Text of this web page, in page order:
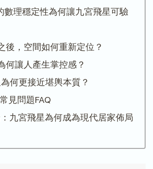
數理穩定性為何讓九宮飛星可驗
後，空間如何重新定位？
何讓人產生掌控感？
何更接近堪輿本質？
見問題FAQ
九宮飛星為何成為現代居家佈局